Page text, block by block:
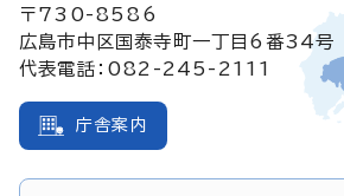
〒730-8586
広島市中区国泰寺町一丁目6番34号
代表電話：082-245-2111
庁舎案内